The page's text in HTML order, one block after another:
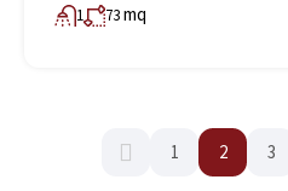
1 73mq
1 2 3